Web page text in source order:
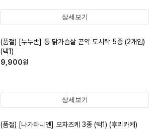
상세보기
(품절) [누누반] 통 닭가슴살 곤약 도시락 5종 (2개입)
(택1)
9,900원
상세보기
(품절) [나가타니엔] 오차즈케 3종 (택1) (후리카케)